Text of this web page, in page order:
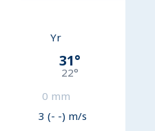
Yr
31°
22°
0 mm
3 (- -) m/s